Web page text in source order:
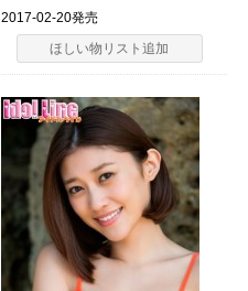
2017-02-20発売
ほしい物リスト追加